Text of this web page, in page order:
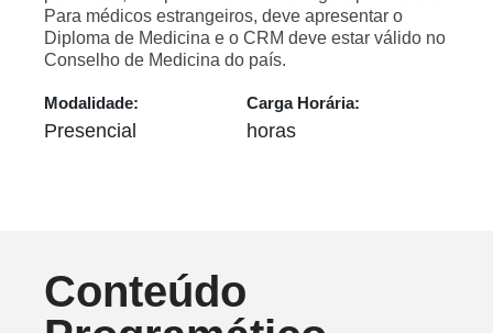
Para médicos estrangeiros, deve apresentar o
Diploma de Medicina e o CRM deve estar válido no
Conselho de Medicina do país.
Modalidade:
Presencial
Carga Horária:
horas
Conteúdo